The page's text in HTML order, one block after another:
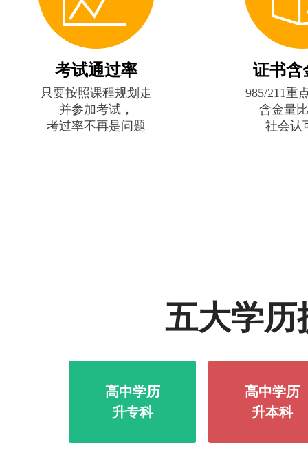
考试通过率
只要按照课程规划走
并参加考试，
考过率不再是问题
证书含
985/211重
含金量
社会认
五大学历
高中学历
升专科
高中学历
升本科